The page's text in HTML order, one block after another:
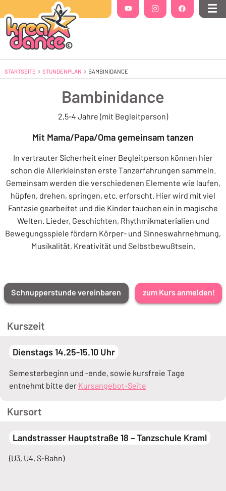
YouTube(Öffnet in einem neuen Tab oder
Instagram(Öffnet in einem neuen
Facebook(Öffnet in
STARTSEITE STUNDENPLAN AKTUELL: BAMBINIDANCE
BAMBINIDANCE
Bambinidance
2,5-4 Jahre (mit Begleitperson)
Mit Mama/Papa/Oma gemeinsam tanzen
In vertrauter Sicherheit einer Begleitperson können hier
schon die Allerkleinsten erste Tanzerfahrungen sammeln.
Gemeinsam werden die verschiedenen Elemente wie laufen,
hüpfen, drehen, springen, etc. erforscht. Hier wird mit viel
Fantasie gearbeitet und die Kinder tauchen ein in magische
Welten. Lieder, Geschichten, Rhythmikmaterialien und
Bewegungsspiele fördern Körper- und Sinneswahrnehmung,
Musikalität, Kreativität und Selbstbewußtsein.
Schnupperstunde vereinbaren zum Kurs anmelden!
Kurszeit
Dienstags 14.25-15.10 Uhr
Semesterbeginn und -ende, sowie kursfreie Tage
entnehmt bitte der Kursangebot-Seite
Kursort
Landstrasser Hauptstraße 18 – Tanzschule Kraml
(U3, U4, S-Bahn)